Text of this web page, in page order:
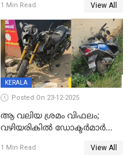
കണ്ടെത്താൻ ഇന്ന് കോർ
കമ്മിറ്റി കൂടിയില്ല';
അതൃപ്തിയുമായി ദീപ്തി മേരി
വർഗീസ്
1 Min Read View All
KERALA
Posted On 23-12-2025
ആ വലിയ ശ്രമം വിഫലം;
വഴിയരികില്‍ ‌ഡോക്ടര്‍മാര്‍
മരണത്തിന് കീഴടങ്ങി
1 Min Read View All